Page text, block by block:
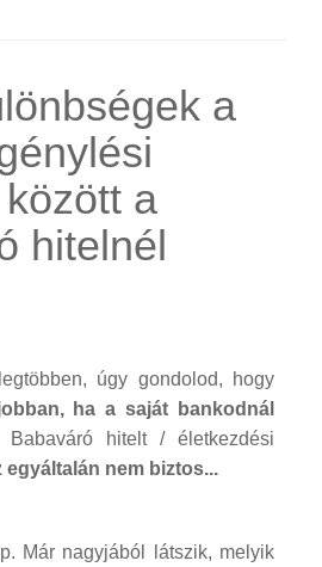
a
a
hitelnél
úgy gondolod, hogy
ha a saját bankodnál
hitelt / életkezdési
egyáltalán nem biztos...
Már nagyjából látszik, melyik